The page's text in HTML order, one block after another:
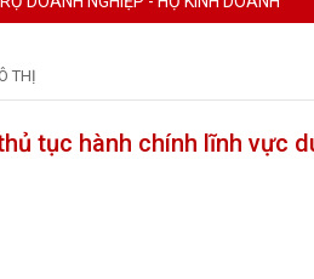
THỊ
tục hành chính lĩnh vực